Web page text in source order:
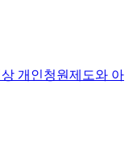
개인청원제도와 아